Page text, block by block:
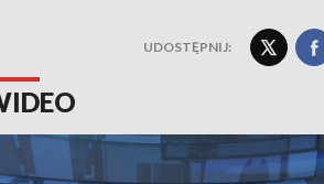
UDOSTĘPNIJ: